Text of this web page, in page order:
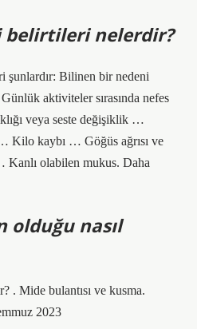
belirtileri nelerdir?
şunlardır: Bilinen bir nedeni
aktiviteler sırasında nefes
veya seste değişiklik …
Kilo kaybı … Göğüs ağrısı ve
Kanlı olabilen mukus. Daha
olduğu nasıl
. Mide bulantısı ve kusma.
2023